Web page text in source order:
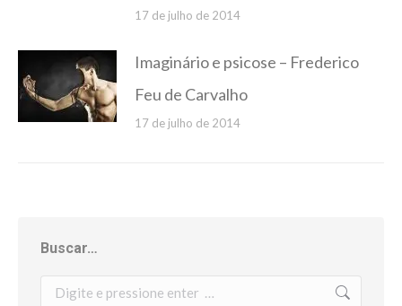
17 de julho de 2014
Imaginário e psicose – Frederico
Feu de Carvalho
17 de julho de 2014
Buscar…